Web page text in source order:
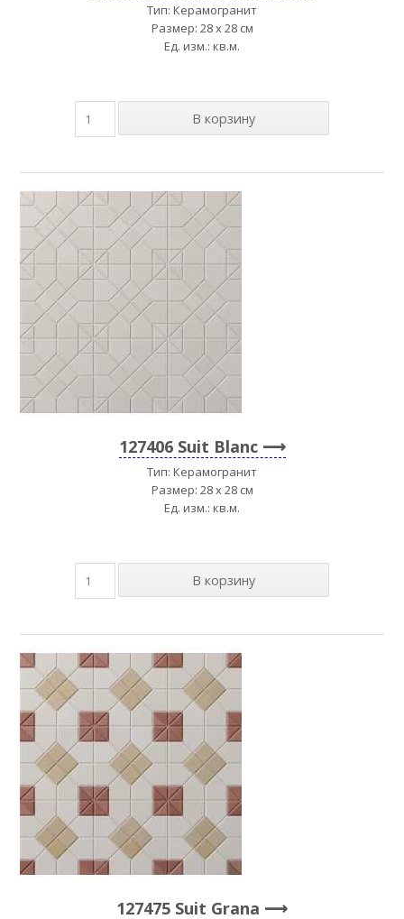
Тип: Керамогранит
Размер: 28 x 28 см
Ед. изм.: кв.м.
127406 Suit Blanc
Тип: Керамогранит
Размер: 28 x 28 см
Ед. изм.: кв.м.
127475 Suit Grana